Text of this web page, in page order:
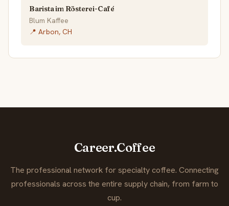
Barista im Rösterei-Café
Blum Kaffee
📍 Arbon, CH
Career.Coffee
The professional network for specialty coffee. Connecting
professionals across the entire supply chain, from farm to
cup.